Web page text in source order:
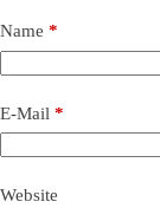
Name *
E-Mail *
Website